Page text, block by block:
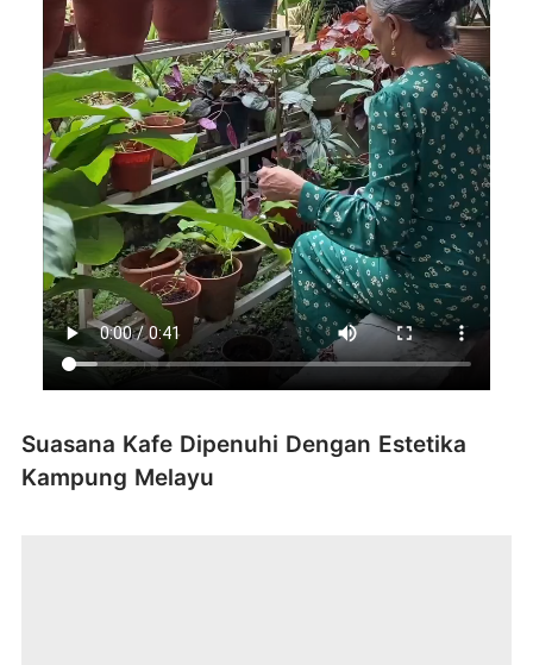
Suasana Kafe Dipenuhi Dengan Estetika
Kampung Melayu